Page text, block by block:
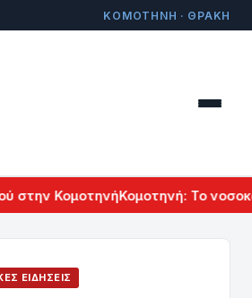
ΚΟΜΟΤΗΝΗ · ΘΡΑΚΗ
στην ΚομοτηνήΚομοτηνή: Το
ΕΙΔΉΣΕΙΣ